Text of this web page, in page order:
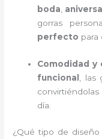
boda
gorras
perfecto para
Comodidad y
funcional , las
día.
¿Qué tipo de diseño